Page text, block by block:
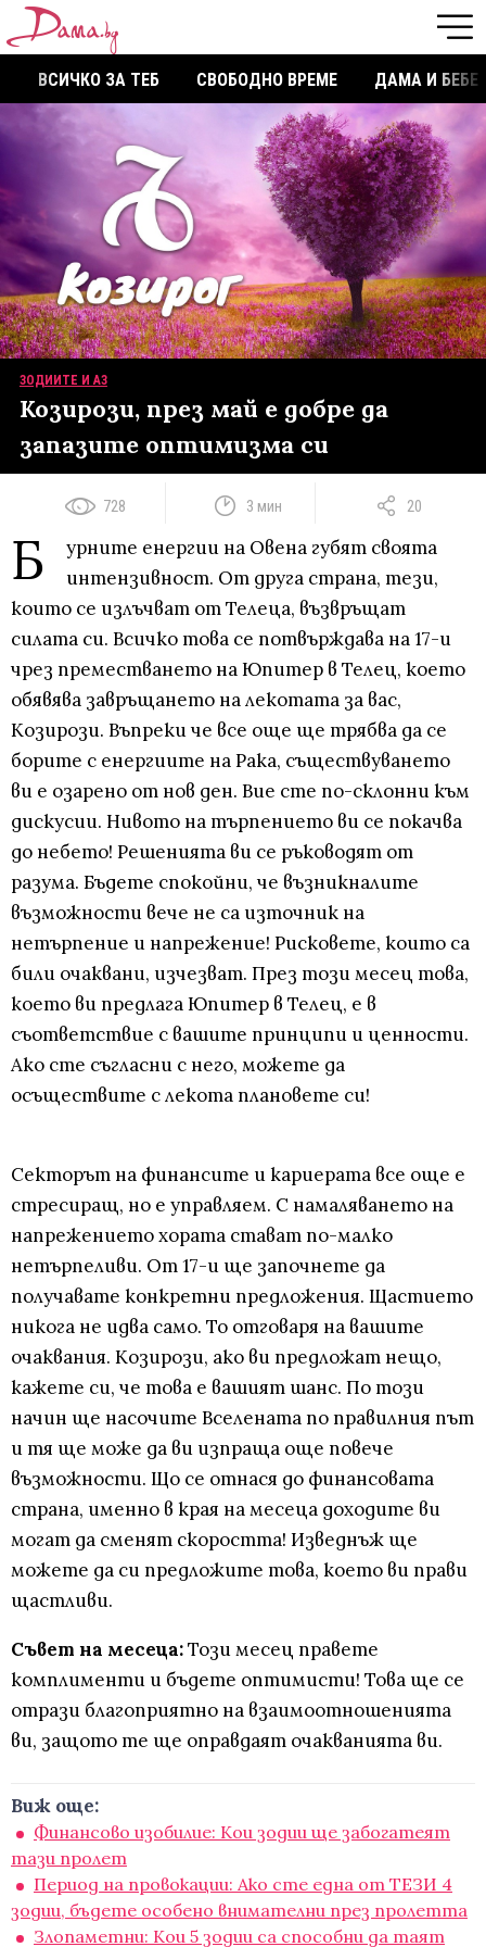
ВСИЧКО ЗА ТЕБ СВОБОДНО ВРЕМЕ ДАМА И БЕБЕ
ЗОДИИТЕ И АЗ
Козирози, през май е добре да
запазите оптимизма си
728 3 мин 20
Б
урните енергии на Овена губят своята
интензивност. От друга страна, тези,
които се излъчват от Телеца, възвръщат
силата си. Всичко това се потвърждава на 17-и
чрез преместването на Юпитер в Телец, което
обявява завръщането на лекотата за вас,
Козирози. Въпреки че все още ще трябва да се
борите с енергиите на Рака, съществуването
ви е озарено от нов ден. Вие сте по-склонни към
дискусии. Нивото на търпението ви се покачва
до небето! Решенията ви се ръководят от
разума. Бъдете спокойни, че възникналите
възможности вече не са източник на
нетърпение и напрежение! Рисковете, които са
били очаквани, изчезват. През този месец това,
което ви предлага Юпитер в Телец, е в
съответствие с вашите принципи и ценности.
Ако сте съгласни с него, можете да
осъществите с лекота плановете си!
Секторът на финансите и кариерата все още е
стресиращ, но е управляем. С намаляването на
напрежението хората стават по-малко
нетърпеливи. От 17-и ще започнете да
получавате конкретни предложения. Щастието
никога не идва само. То отговаря на вашите
очаквания. Козирози, ако ви предложат нещо,
кажете си, че това е вашият шанс. По този
начин ще насочите Вселената по правилния път
и тя ще може да ви изпраща още повече
възможности. Що се отнася до финансовата
страна, именно в края на месеца доходите ви
могат да сменят скоростта! Изведнъж ще
можете да си предложите това, което ви прави
щастливи.
Съвет на месеца:Този месец правете
комплименти и бъдете оптимисти! Това ще се
отрази благоприятно на взаимоотношенията
ви, защото те ще оправдаят очакванията ви.
Виж още:
Финансово изобилие: Кои зодии ще забогатеят
тази пролет
Период на провокации: Ако сте една от ТЕЗИ 4
зодии, бъдете особено внимателни през пролетта
Злопаметни: Кои 5 зодии са способни да таят